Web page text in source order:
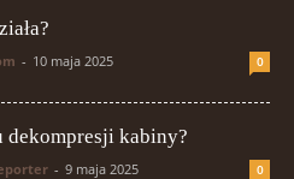
- 10 maja 2025 0
dekompresji kabiny?
- 9 maja 2025 0